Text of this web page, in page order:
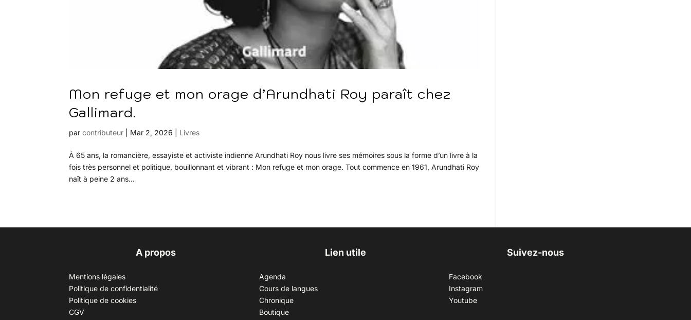
Mon refuge et mon orage d’Arundhati Roy paraît chez
Gallimard.
parcontributeur Mar 2, 2026 Livres
À 65 ans, la romancière, essayiste et activiste indienne Arundhati Roy nous livre ses mémoires sous la forme d’un livre à la
fois très personnel et politique, bouillonnant et vibrant : Mon refuge et mon orage. Tout commence en 1961, Arundhati Roy
naît à peine 2 ans...
A propos
Mentions légales
Politique de confidentialité
Politique de cookies
CGV
Lien utile
Agenda
Cours de langues
Chronique
Boutique
Suivez-nous
Facebook
Instagram
Youtube